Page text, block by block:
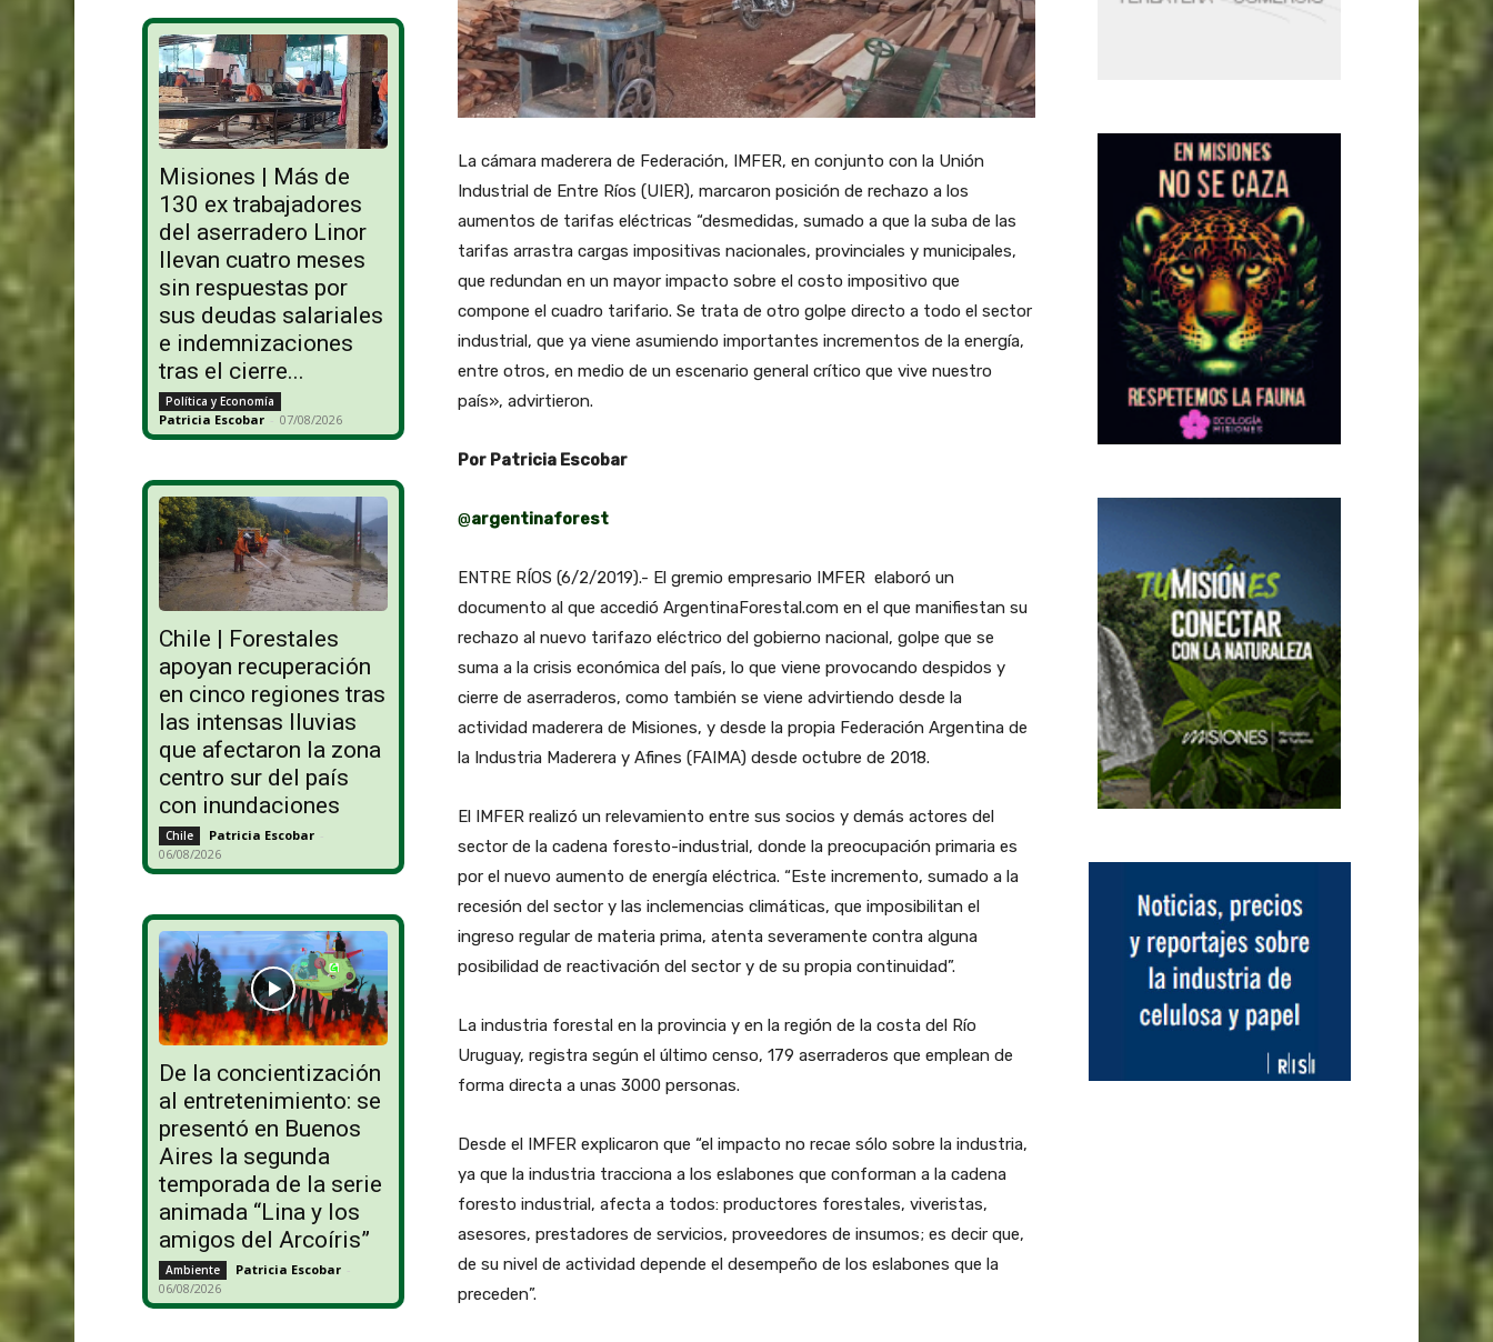
Misiones | Más de
130 ex trabajadores
del aserradero Linor
llevan cuatro meses
sin respuestas por
sus deudas salariales
e indemnizaciones
tras el cierre...
Política y Economía
Patricia Escobar - 07/08/2026
Chile | Forestales
apoyan recuperación
en cinco regiones tras
las intensas lluvias
que afectaron la zona
centro sur del país
con inundaciones
Chile Patricia Escobar -
06/08/2026
De la concientización
al entretenimiento: se
presentó en Buenos
Aires la segunda
temporada de la serie
animada “Lina y los
amigos del Arcoíris”
Ambiente Patricia Escobar -
06/08/2026
La cámara maderera de Federación, IMFER, en conjunto con la Unión
Industrial de Entre Ríos (UIER), marcaron posición de rechazo a los
aumentos de tarifas eléctricas “desmedidas, sumado a que la suba de las
tarifas arrastra cargas impositivas nacionales, provinciales y municipales,
que redundan en un mayor impacto sobre el costo impositivo que
compone el cuadro tarifario. Se trata de otro golpe directo a todo el sector
industrial, que ya viene asumiendo importantes incrementos de la energía,
entre otros, en medio de un escenario general crítico que vive nuestro
país», advirtieron.
Por Patricia Escobar
@argentinaforest
ENTRE RÍOS (6/2/2019).- El gremio empresario IMFER elaboró un
documento al que accedió ArgentinaForestal.com en el que manifiestan su
rechazo al nuevo tarifazo eléctrico del gobierno nacional, golpe que se
suma a la crisis económica del país, lo que viene provocando despidos y
cierre de aserraderos, como también se viene advirtiendo desde la
actividad maderera de Misiones, y desde la propia Federación Argentina de
la Industria Maderera y Afines (FAIMA) desde octubre de 2018.
El IMFER realizó un relevamiento entre sus socios y demás actores del
sector de la cadena foresto-industrial, donde la preocupación primaria es
por el nuevo aumento de energía eléctrica. “Este incremento, sumado a la
recesión del sector y las inclemencias climáticas, que imposibilitan el
ingreso regular de materia prima, atenta severamente contra alguna
posibilidad de reactivación del sector y de su propia continuidad”.
La industria forestal en la provincia y en la región de la costa del Río
Uruguay, registra según el último censo, 179 aserraderos que emplean de
forma directa a unas 3000 personas.
Desde el IMFER explicaron que “el impacto no recae sólo sobre la industria,
ya que la industria tracciona a los eslabones que conforman a la cadena
foresto industrial, afecta a todos: productores forestales, viveristas,
asesores, prestadores de servicios, proveedores de insumos; es decir que,
de su nivel de actividad depende el desempeño de los eslabones que la
preceden”.